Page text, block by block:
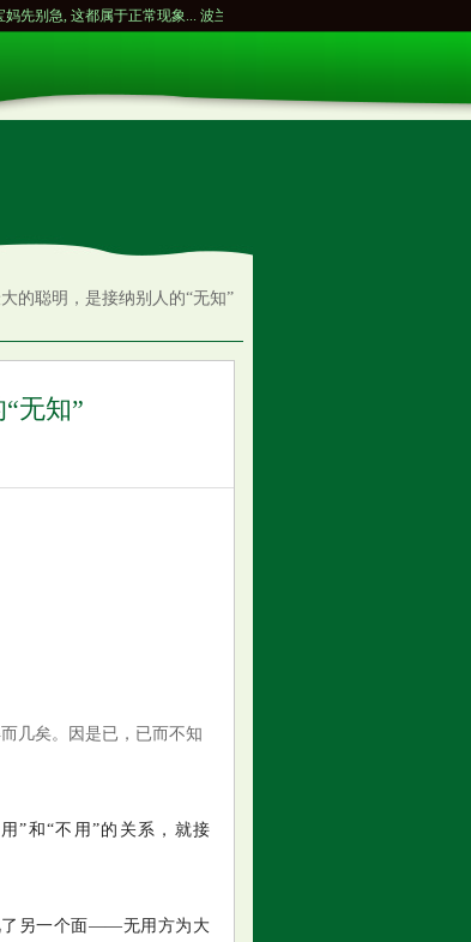
都属于正常现象... 波兰建军纪念日的阅兵式 向1920年战胜苏联红军的历
的聪明，是接纳别人的“无知”
无知”
几矣。因是已，已而不知
”和“不用”的关系，就接
了另一个面——无用方为大